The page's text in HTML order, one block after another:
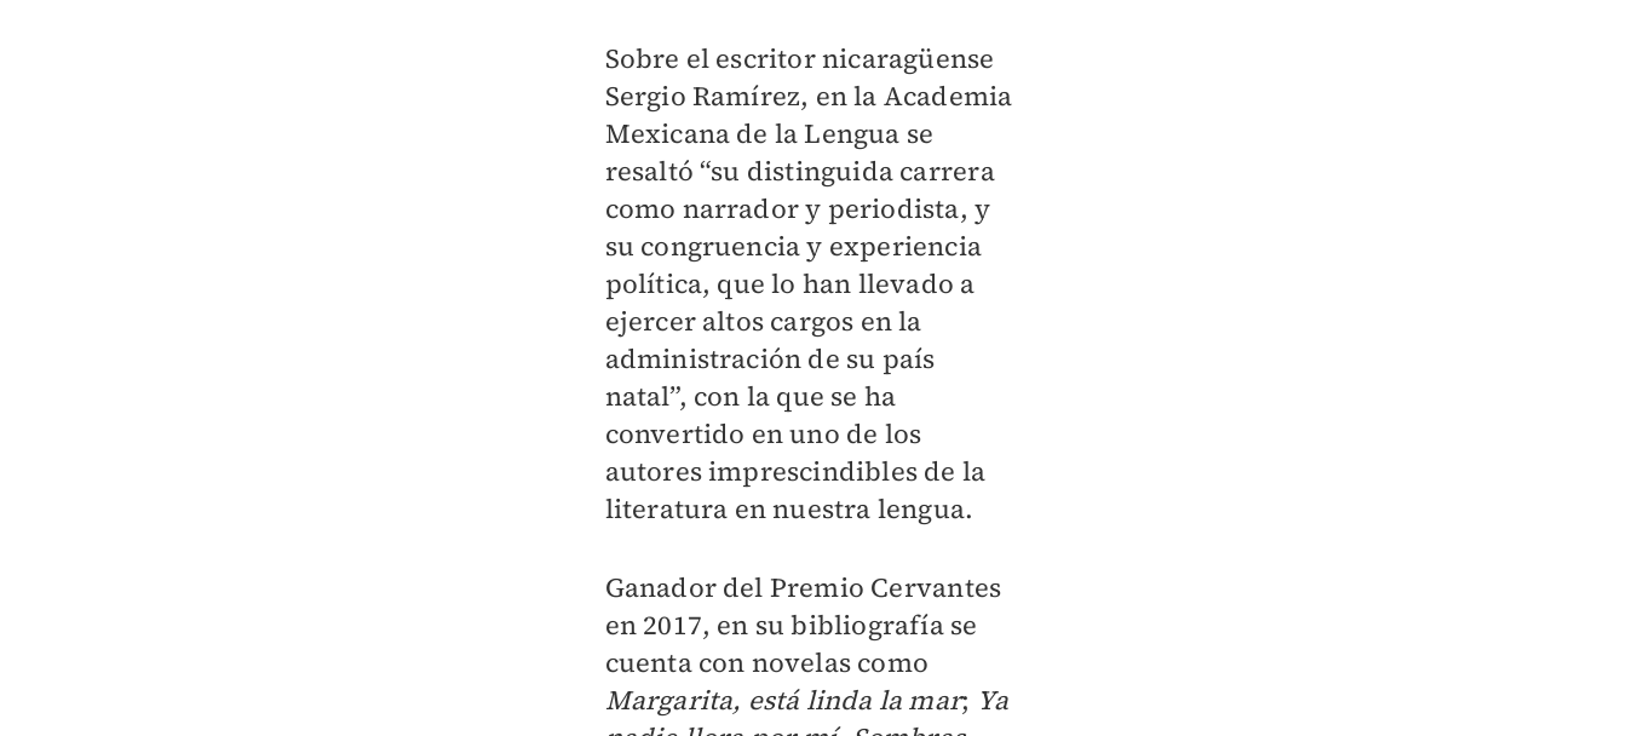
Sobre el escritor nicaragüense
Sergio Ramírez, en la Academia
Mexicana de la Lengua se
resaltó “su distinguida carrera
como narrador y periodista, y
su congruencia y experiencia
política, que lo han llevado a
ejercer altos cargos en la
administración de su país
natal”, con la que se ha
convertido en uno de los
autores imprescindibles de la
literatura en nuestra lengua.
Ganador del Premio Cervantes
en 2017, en su bibliografía se
cuenta con novelas como
Margarita, está linda la mar; Ya